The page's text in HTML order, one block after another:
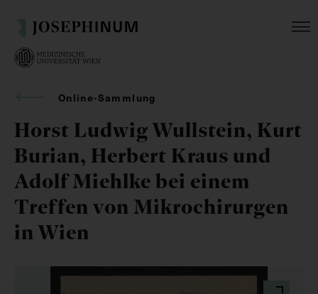
Online-Sammlung
Horst Ludwig Wullstein, Kurt
Burian, Herbert Kraus und
Adolf Miehlke bei einem
Treffen von Mikrochirurgen
in Wien